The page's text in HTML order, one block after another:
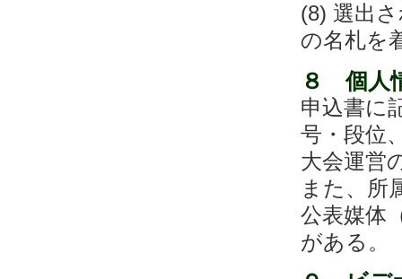
(8) 選出
の名札を
８ 個人
申込書に
号・段位
大会運営
また、所
公表媒体
がある。